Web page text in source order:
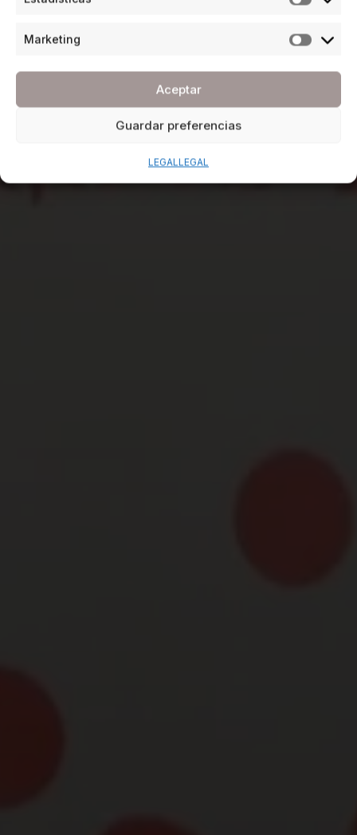
Marketing
Aceptar
Guardar preferencias
LEGALLEGAL